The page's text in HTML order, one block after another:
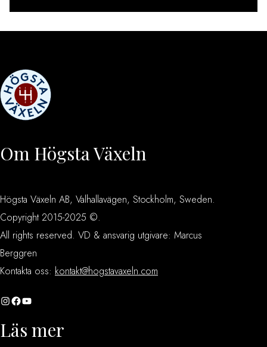
Om Högsta Växeln
Högsta Växeln AB, Valhallavägen, Stockholm, Sweden.
Copyright 2015-2025 ©.
All rights reserved. VD & ansvarig utgivare: Marcus
Berggren
Kontakta oss: kontakt@hogstavaxeln.com
InstagramFacebook YouTube
Läs mer